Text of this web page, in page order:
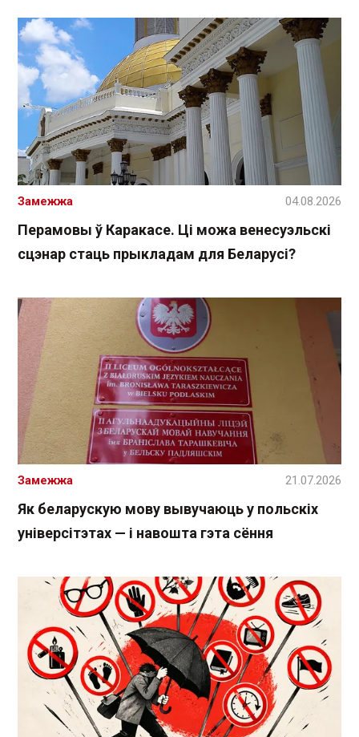
Перамовы ў Каракасе. Ці можа венесуэльскі
сцэнар стаць прыкладам для Беларусі?
Замежжа 04.08.2026
Як беларускую мову вывучаюць у польскіх
універсітэтах — і навошта гэта сёння
Замежжа 21.07.2026